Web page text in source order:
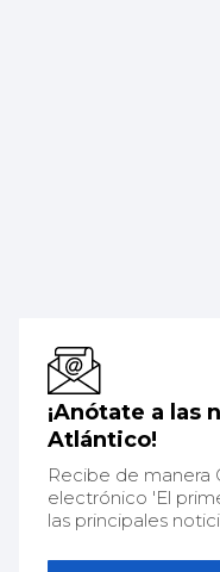
¡Anótate a las
Atlántico!
Recibe de manera
electrónico 'El
las principales